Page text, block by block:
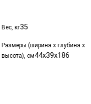
Вес, кг35
Размеры (ширина х глубина х
высота), см44х39х186